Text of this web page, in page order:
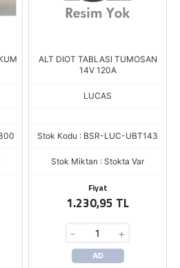
ALT DIOT TABLASI TUMOSAN
14V 120A
LUCAS
Stok Kodu : BSR-LUC-UBT143
Stok Miktarı : Stokta Var
Fiyat
1.230,95 TL
- +
AD